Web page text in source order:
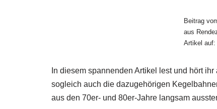
Beitrag
aus
Artikel auf:
In diesem spannenden Artikel lest und hört
sogleich auch die dazugehörigen
aus den 70er- und 80er-Jahre langsam